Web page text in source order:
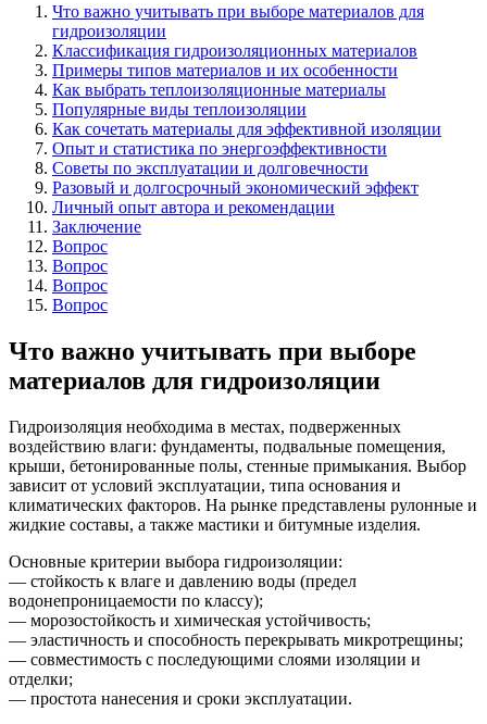
Что важно учитывать при выборе материалов для
гидроизоляции
Классификация гидроизоляционных материалов
Примеры типов материалов и их особенности
Как выбрать теплоизоляционные материалы
Популярные виды теплоизоляции
Как сочетать материалы для эффективной изоляции
Опыт и статистика по энергоэффективности
Советы по эксплуатации и долговечности
Разовый и долгосрочный экономический эффект
Личный опыт автора и рекомендации
Заключение
Вопрос
Вопрос
Вопрос
Вопрос
Что важно учитывать при выборе
материалов для гидроизоляции
Гидроизоляция необходима в местах, подверженных
воздействию влаги: фундаменты, подвальные помещения,
крыши, бетонированные полы, стенные примыкания. Выбор
зависит от условий эксплуатации, типа основания и
климатических факторов. На рынке представлены рулонные и
жидкие составы, а также мастики и битумные изделия.
Основные критерии выбора гидроизоляции:
— стойкость к влаге и давлению воды (предел
водонепроницаемости по классу);
— морозостойкость и химическая устойчивость;
— эластичность и способность перекрывать микротрещины;
— совместимость с последующими слоями изоляции и
отделки;
— простота нанесения и сроки эксплуатации.